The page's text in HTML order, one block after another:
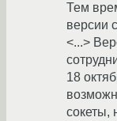
Тем
версии
<...>
18
сокеты,